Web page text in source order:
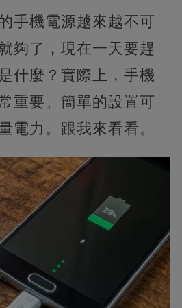
手機電源越來越不可
夠了，現在一天要趕
什麼？實際上，手機
重要。簡單的設置可
電力。跟我來看看。